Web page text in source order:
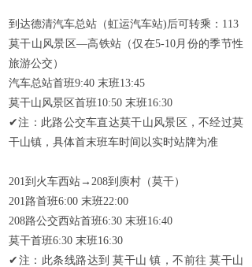
到达德清汽车总站（虹运汽车站)后可转乘： 113
莫干山风景区—高铁站（仅在5-10月份的季节性
旅游公交）
汽车总站首班9:40 末班13:45
莫干山风景区首班10:50 末班16:30
✔注：此路公交车直达莫干山风景区，不经过莫
干山镇，具体首末班车时间以实时站牌为准
201到火车西站→ 208到庾村（莫干）
201路首班6:00 末班22:00
208路公交西站首班6:30 末班16:40
莫干首班6:30 末班16:30
✔ 注：此条线路达到 莫干山 镇，不前往 莫干山